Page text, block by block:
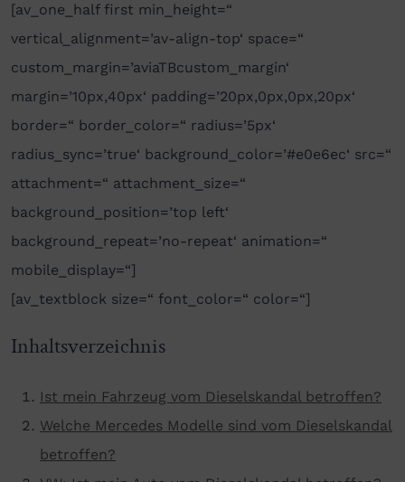
[av_one_half first min_height=“
vertical_alignment=’av-align-top‘ space=“
custom_margin=’aviaTBcustom_margin‘
margin=’10px,40px‘ padding=’20px,0px,0px,20px‘
border=“ border_color=“ radius=’5px‘
radius_sync=’true‘ background_color=’#e0e6ec‘ src=“
attachment=“ attachment_size=“
background_position=’top left‘
background_repeat=’no-repeat‘ animation=“
mobile_display=“]
[av_textblock size=“ font_color=“ color=“]
Inhaltsverzeichnis
Ist mein Fahrzeug vom Dieselskandal betroffen?
Welche Mercedes Modelle sind vom Dieselskandal
betroffen?